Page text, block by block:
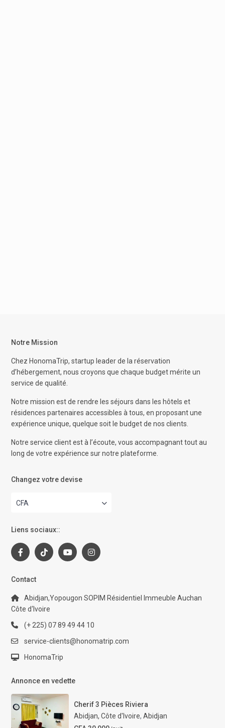
Notre Mission
Chez HonomaTrip, startup leader de la réservation
d’hébergement, nous croyons que chaque budget mérite un
service de qualité.
Notre mission est de rendre les séjours dans les hôtels et
résidences partenaires accessibles à tous, en proposant une
expérience unique, quelque soit le budget de nos clients.
Notre service client est à l’écoute, vous accompagnant tout au
long de votre expérience sur notre plateforme.
Changez votre devise
CFA
Liens sociaux::
Contact
Abidjan,Yopougon SOPIM Résidentiel Immeuble Auchan
Côte d‘Ivoire
(+ 225) 07 89 49 44 10
service-clients@honomatrip.com
HonomaTrip
Annonce en vedette
Cherif 3 Pièces Riviera
Abidjan, Côte d'Ivoire, Abidjan